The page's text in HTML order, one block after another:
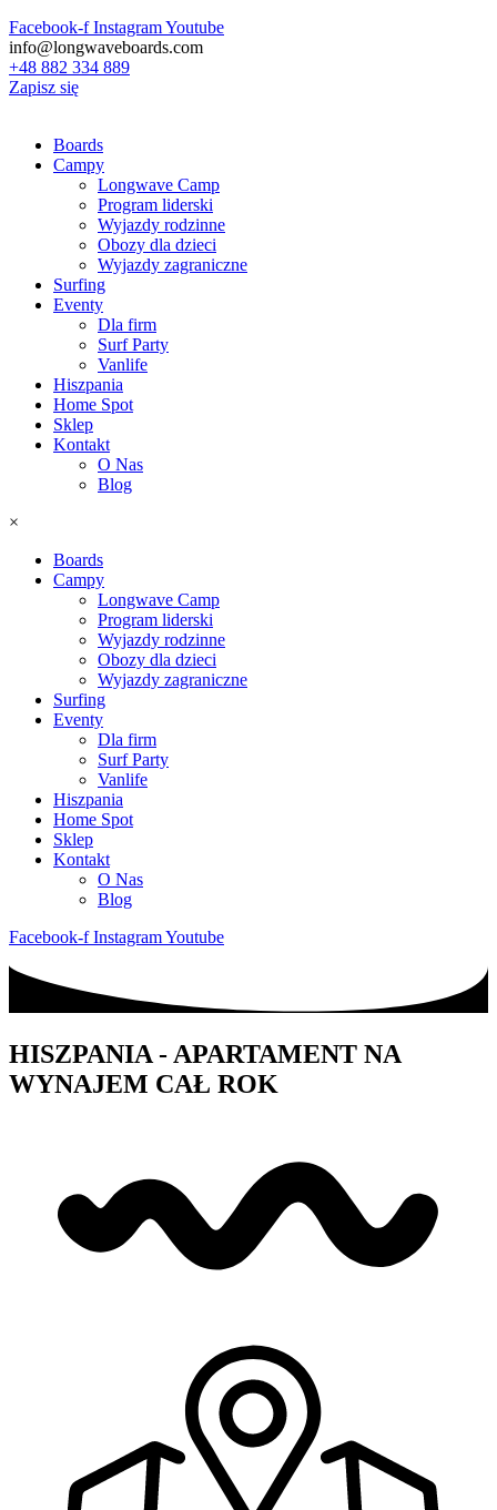
Facebook-f InstagramYoutube
info@longwaveboards.com
+48 882 334 889
Zapisz się
Boards
Campy
Longwave Camp
Program liderski
Wyjazdy rodzinne
Obozy dla dzieci
Wyjazdy zagraniczne
Surfing
Eventy
Dla firm
Surf Party
Vanlife
Hiszpania
Home Spot
Sklep
Kontakt
O Nas
Blog
×
Boards
Campy
Longwave Camp
Program liderski
Wyjazdy rodzinne
Obozy dla dzieci
Wyjazdy zagraniczne
Surfing
Eventy
Dla firm
Surf Party
Vanlife
Hiszpania
Home Spot
Sklep
Kontakt
O Nas
Blog
Facebook-f InstagramYoutube
HISZPANIA - APARTAMENT NA
WYNAJEM CAŁ ROK